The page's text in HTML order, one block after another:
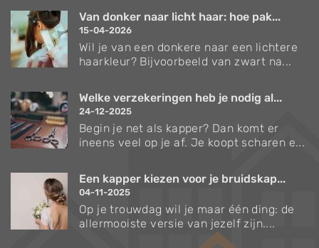
Van donker naar licht haar: hoe pak...
15-04-2026
Wil je van een donkere naar een lichtere
haarkleur? Bijvoorbeeld van zwart na...
Welke verzekeringen heb je nodig al...
24-12-2025
Begin je net als kapper? Dan komt er
ineens veel op je af. Je koopt scharen e...
Een kapper kiezen voor je bruidskap...
04-11-2025
Op je trouwdag wil je maar één ding: de
allermooiste versie van jezelf zijn....